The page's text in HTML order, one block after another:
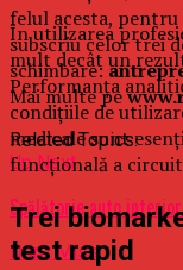
felul acesta,
subscriu celor trei
schimbare:
Mai multe pe
Related Topics:
Up Next
Spălătorie auto
Don't Miss
În utilizarea
mult decât un
Performanța
condițiile de
medicale sunt
funcțională a
Trei
test rapid